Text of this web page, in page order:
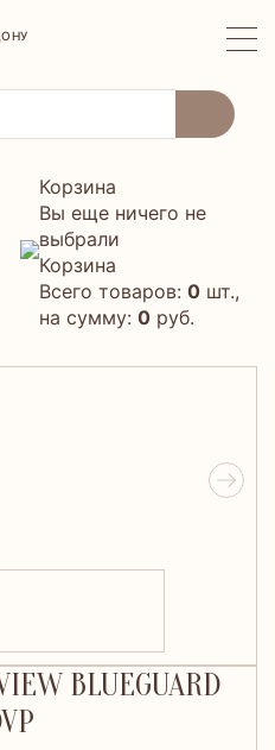
Корзина
Вы еще ничего не
выбрали
Корзина
Всего товаров: 0 шт.,
на сумму: 0 руб.
BLUEGUARD